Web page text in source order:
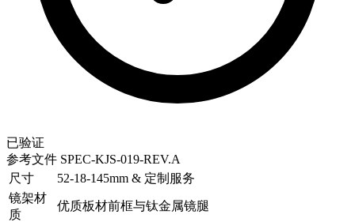
已验证
参考文件 SPEC-KJS-019-REV.A
尺寸
52-18-145mm & 定制服务
镜架材
质
优质板材前框与钛金属镜腿